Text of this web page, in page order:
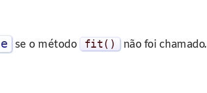
se o método fit()
não foi chamado.